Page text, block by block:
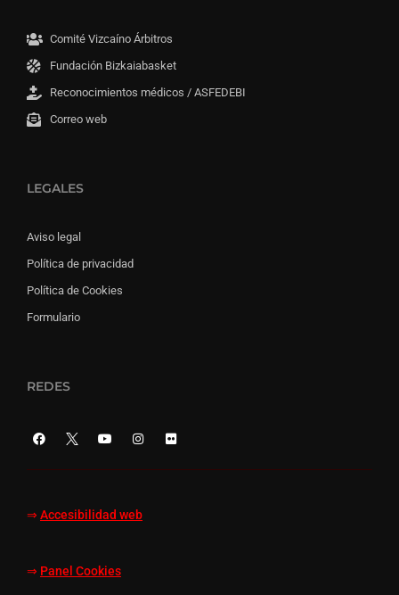
Comité Vizcaíno Árbitros
Fundación Bizkaiabasket
Reconocimientos médicos / ASFEDEBI
Correo web
LEGALES
Aviso legal
Política de privacidad
Política de Cookies
Formulario
REDES
⇒ Accesibilidad web
⇒ Panel Cookies